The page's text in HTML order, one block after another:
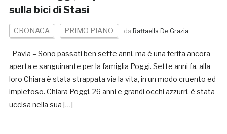
sulla bici di Stasi
CRONACA PRIMO PIANO da Raffaella De Grazia
Pavia – Sono passati ben sette anni, ma è una ferita ancora
aperta e sanguinante per la famiglia Poggi. Sette anni fa, alla
loro Chiara è stata strappata via la vita, in un modo cruento ed
impietoso. Chiara Poggi, 26 anni e grandi occhi azzurri, è stata
uccisa nella sua […]